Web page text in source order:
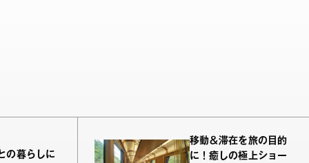
の暮らしに
移動＆滞在を旅の目的
に！癒しの極上ショー